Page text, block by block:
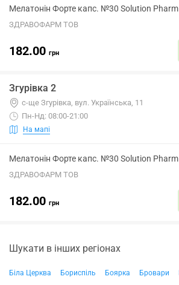
Мелатонін Форте капс. №30 Solution Pharm
ЗДРАВОФАРМ ТОВ
182.00 грн
Згурівка 2
с-ще Згурівка, вул. Українська, 11
Пн-Нд: 08:00-21:00
На мапі
Мелатонін Форте капс. №30 Solution Pharm
ЗДРАВОФАРМ ТОВ
182.00 грн
Шукати в інших регіонах
Біла Церква Бориспіль Боярка Бровари